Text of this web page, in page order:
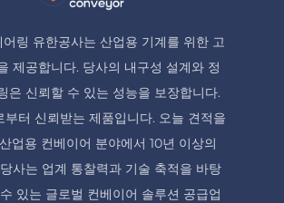
링 유한공사는 산업용 기계를 위한 고
제공합니다. 당사의 내구성 설계와 정
은 신뢰할 수 있는 성능을 보장합니다.
부터 신뢰받는 제품입니다. 오늘 견적을
업용 컨베이어 분야에서 10년 이상의
사는 업계 통찰력과 기술 축적을 바탕
있는 글로벌 컨베이어 솔루션 공급업